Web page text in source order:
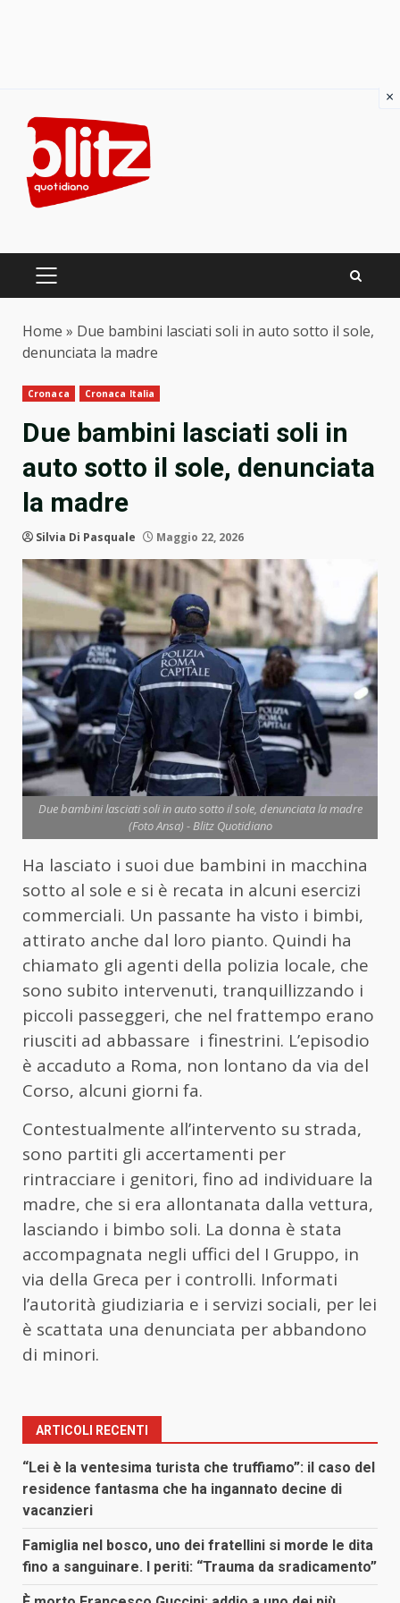
content
PRIMARY
Home » Due bambini lasciati soli in auto sotto il sole,
denunciata la madre
Cronaca Cronaca Italia
Due bambini lasciati soli in
auto sotto il sole, denunciata
la madre
Silvia Di Pasquale Maggio 22, 2026
Due bambini lasciati soli in auto sotto il sole, denunciata la madre
(Foto Ansa) - Blitz Quotidiano
Ha lasciato i suoi due bambini in macchina
sotto al sole e si è recata in alcuni esercizi
commerciali. Un passante ha visto i bimbi,
attirato anche dal loro pianto. Quindi ha
chiamato gli agenti della polizia locale, che
sono subito intervenuti, tranquillizzando i
piccoli passeggeri, che nel frattempo erano
riusciti ad abbassare i finestrini. L’episodio
è accaduto a Roma, non lontano da via del
Corso, alcuni giorni fa.
Contestualmente all’intervento su strada,
sono partiti gli accertamenti per
rintracciare i genitori, fino ad individuare la
madre, che si era allontanata dalla vettura,
lasciando i bimbo soli. La donna è stata
accompagnata negli uffici del I Gruppo, in
via della Greca per i controlli. Informati
l’autorità giudiziaria e i servizi sociali, per lei
è scattata una denunciata per abbandono
di minori.
ARTICOLI RECENTI
“Lei è la ventesima turista che truffiamo”: il caso del
residence fantasma che ha ingannato decine di
vacanzieri
Famiglia nel bosco, uno dei fratellini si morde le dita
fino a sanguinare. I periti: “Trauma da sradicamento”
×